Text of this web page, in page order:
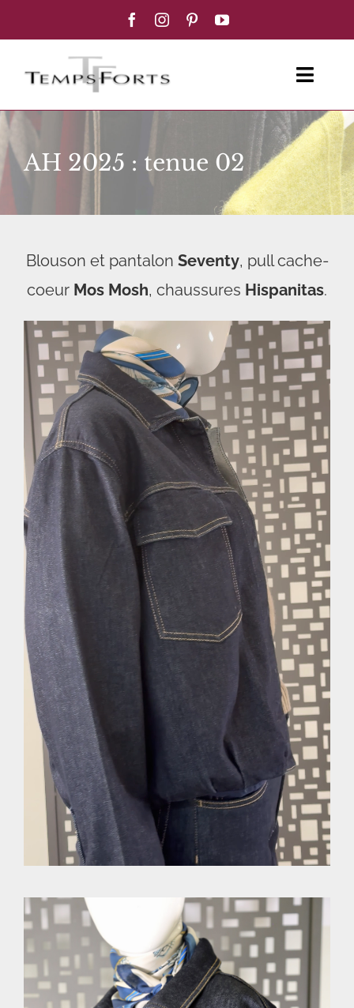
FEMME
HOMME
BOUTIQUE
CONTACT
AH 2025 : tenue 02
Blouson et pantalon Seventy, pull cache-
coeur Mos Mosh, chaussures Hispanitas.